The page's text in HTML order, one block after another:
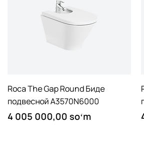
Quick View
Roca The Gap Round Биде
подвесной A3570N6000
Price
4 005 000,00 soʻm